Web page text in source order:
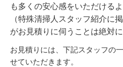
も多くの安心感をいただける
（特殊清掃人スタッフ紹介に
がお見積りに伺うことは絶対に
お見積りには、下記スタッフの
せていただきます。